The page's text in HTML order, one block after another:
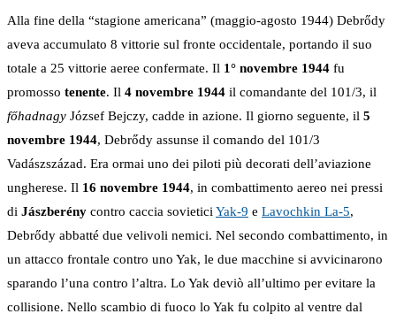
Alla fine della “stagione americana” (maggio-agosto 1944) Debrődy
aveva accumulato 8 vittorie sul fronte occidentale, portando il suo
totale a 25 vittorie aeree confermate. Il 1° novembre 1944 fu
promosso tenente. Il 4 novembre 1944 il comandante del 101/3, il
főhadnagy József Bejczy, cadde in azione. Il giorno seguente, il 5
novembre 1944, Debrődy assunse il comando del 101/3
Vadászszázad. Era ormai uno dei piloti più decorati dell’aviazione
ungherese. Il 16 novembre 1944, in combattimento aereo nei pressi
di Jászberény contro caccia sovietici Yak-9 e Lavochkin La-5,
Debrődy abbatté due velivoli nemici. Nel secondo combattimento, in
un attacco frontale contro uno Yak, le due macchine si avvicinarono
sparando l’una contro l’altra. Lo Yak deviò all’ultimo per evitare la
collisione. Nello scambio di fuoco lo Yak fu colpito al ventre dal